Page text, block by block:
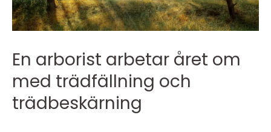
En arborist arbetar året om
med trädfällning och
trädbeskärning